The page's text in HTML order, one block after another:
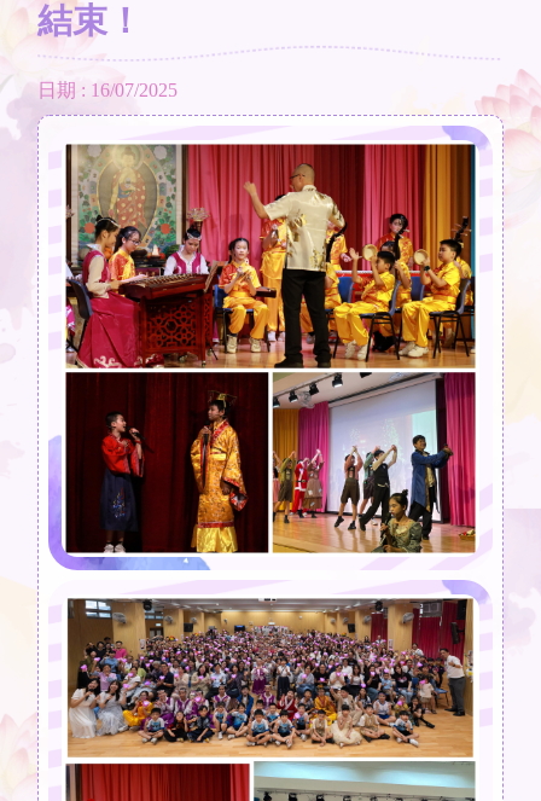
結束！
日期 : 16/07/2025